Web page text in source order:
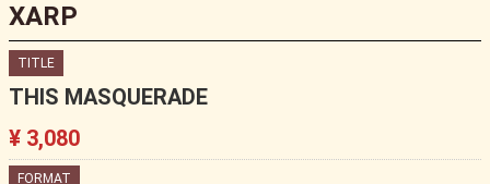
XARP
TITLE
THIS MASQUERADE
¥ 3,080
FORMAT